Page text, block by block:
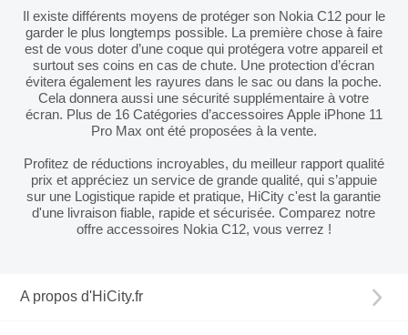
Il existe différents moyens de protéger son Nokia C12 pour le
garder le plus longtemps possible. La première chose à faire
est de vous doter d’une coque qui protégera votre appareil et
surtout ses coins en cas de chute. Une protection d’écran
évitera également les rayures dans le sac ou dans la poche.
Cela donnera aussi une sécurité supplémentaire à votre
écran. Plus de 16 Catégories d’accessoires Apple iPhone 11
Pro Max ont été proposées à la vente.
Profitez de réductions incroyables, du meilleur rapport qualité
prix et appréciez un service de grande qualité, qui s’appuie
sur une Logistique rapide et pratique, HiCity c'est la garantie
d'une livraison fiable, rapide et sécurisée. Comparez notre
offre accessoires Nokia C12, vous verrez !
A propos d'HiCity.fr